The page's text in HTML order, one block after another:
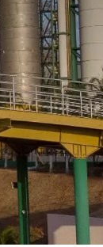
和标
准，
优先
考虑
与我
们的
利益
相关
者和
市场
的透
明
度。